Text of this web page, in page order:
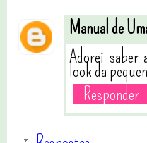
Manual de
Adorei saber
look da
Responder